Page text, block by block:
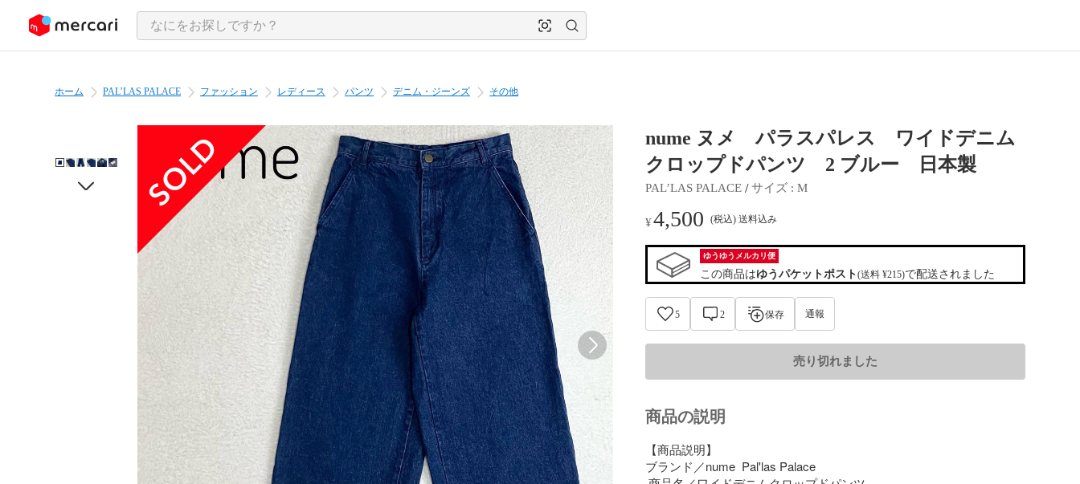
ツにスキップ
ホーム PAL’LAS PALACE ファッション レディース パンツ デニム・ジーンズ その他
nume ヌメ パラスパレス ワイドデニム
クロップドパンツ 2 ブルー 日本製
PAL’LAS PALACE / サイズ : M
¥4,500 (税込) 送料込み
ゆうゆうメルカリ便
この商品はゆうパケットポスト(送料 ¥215)で配送されました
5 2 保存 通報
売り切れました
商品の説明
【商品説明】
ブランド／nume  Pal'las Palace